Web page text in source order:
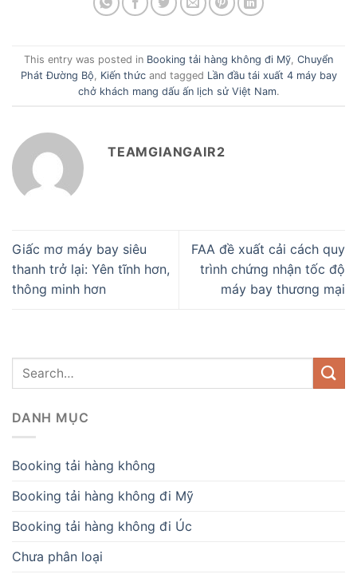
This entry was posted in Booking tải hàng không đi Mỹ Chuyển
Phát Đường Bộ
Kiến thứcand tagged Lần đầu tái xuất 4 máy bay
chở khách mang dấu ấn lịch sử Việt Nam.
TEAMGIANGAIR2
Giấc mơ máy bay siêu
thanh trở lại: Yên tĩnh hơn,
thông minh hơn
FAA đề xuất cải cách quy
trình chứng nhận tốc độ
máy bay thương mại
DANH MỤC
Booking tải hàng không
Booking tải hàng không đi Mỹ
Booking tải hàng không đi Úc
Chưa phân loại